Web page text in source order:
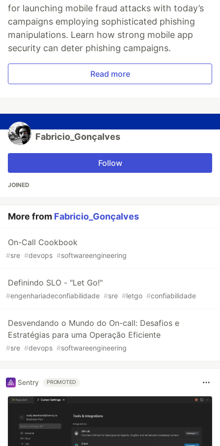
for launching mobile fraud attacks with today’s
campaigns employing sophisticated phishing
manipulations. Learn how strong mobile app
security can deter phishing campaigns.
Read more
Fabricio_Gonçalves
Follow
JOINED
More from Fabricio_Gonçalves
On-Call Cookbook
#sre #devops #softwareengineering
Definindo SLO - "Let Go!"
#engenhariadeconfiabilidade #sre #letgo #confiabilidade
Desvendando o Mundo do On-call: Desafios e
Estratégias para uma Operação Eficiente
#sre #devops #softwareengineering
Sentry PROMOTED